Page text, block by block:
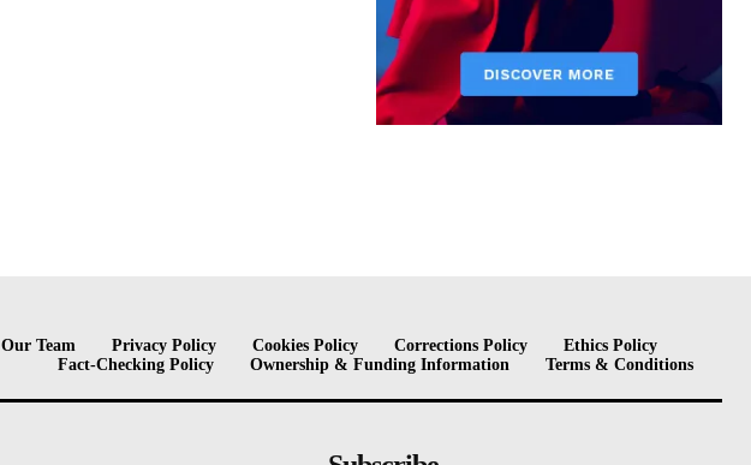
Our Team Privacy Policy Cookies Policy Corrections Policy
Ethics Policy
Fact-Checking Policy
Ownership & Funding Information Terms & Conditions